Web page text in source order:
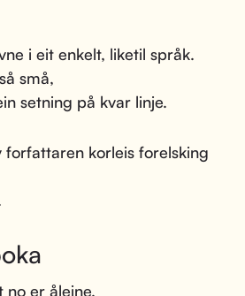
i eit enkelt, liketil språk.
små,
setning på kvar linje.
forfattaren korleis forelsking
no er åleine.